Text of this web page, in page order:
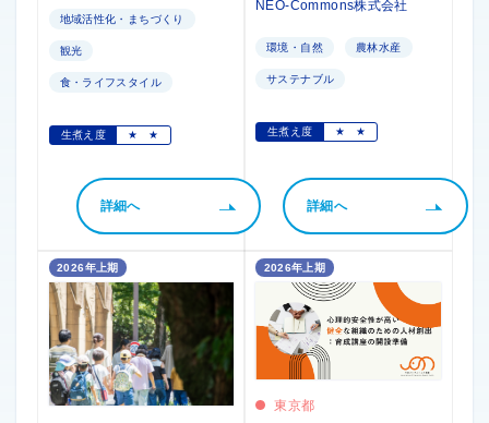
地域活性化・まちづくり
観光
食・ライフスタイル
生煮え度 ★ ★
詳細へ
NEO-Commons株式会社
環境・自然 農林水産
サステナブル
生煮え度 ★ ★
詳細へ
2026年上期 2026年上期
東京都